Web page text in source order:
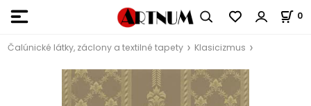
0
Čalúnické látky, záclony a textilné tapety Klasicizmus